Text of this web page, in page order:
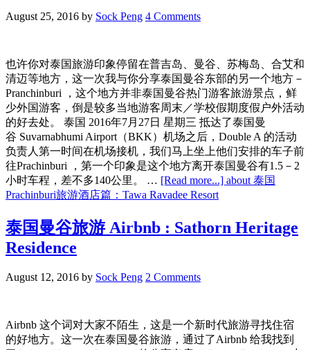
August 25, 2016 by Sock Peng 4 Comments
也许你对泰国旅游印象停留在普吉岛、曼谷、苏梅岛、合艾和
清迈等地方，这一次我与你分享泰国曼谷东部的另一个地方－
Pranchinburi ，这个地方并非泰国曼谷热门游客旅游景点，鲜
少外国游客，倒是较多当地游客周末／学校假期度假户外活动
的好去处。 泰国 2016年7月27日 星期三 抵达了泰国曼
谷 Suvarnabhumi Airport（BKK）机场之后，Double A 的活动
负责人第一时间在机场接机，我们马上坐上他们安排的车子前
往Prachinburi ，第一个印象是这个地方离开泰国曼谷有1.5－2
小时车程，差不多140公里。 … [Read more...] about 泰国
Prachinburi旅游酒店篇：Tawa Ravadee Resort
泰国曼谷旅游 Airbnb : Sathorn Heritage
Residence
August 12, 2016 by Sock Peng 2 Comments
Airbnb 这个词对大家不陌生，这是一个新时代旅游寻找住宿
的好地方。这一次在泰国曼谷旅游，通过了Airbnb 给我找到